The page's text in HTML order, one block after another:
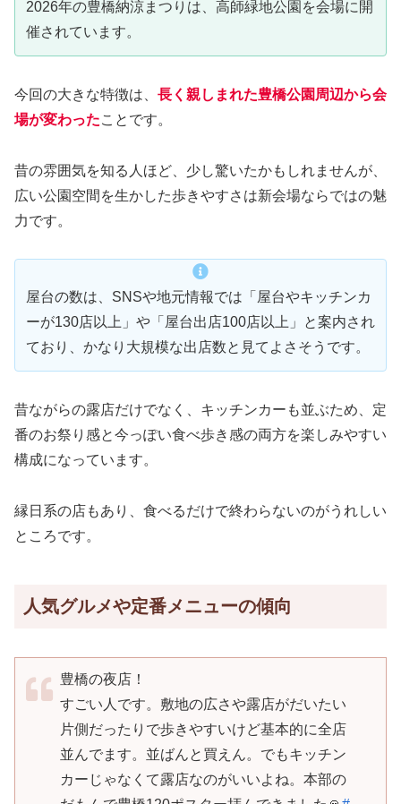
2026年の豊橋納涼まつりは、高師緑地公園を会場に開
催されています。
今回の大きな特徴は、 長く親しまれた豊橋公園周辺から会
場が変わったことです。
昔の雰囲気を知る人ほど、少し驚いたかもしれませんが、
広い公園空間を生かした歩きやすさは新会場ならではの魅
力です。
屋台の数は、SNSや地元情報では「屋台やキッチンカ
ーが130店以上」や「屋台出店100店以上」と案内され
ており、かなり大規模な出店数と見てよさそうです。
昔ながらの露店だけでなく、キッチンカーも並ぶため、定
番のお祭り感と今っぽい食べ歩き感の両方を楽しみやすい
構成になっています。
縁日系の店もあり、食べるだけで終わらないのがうれしい
ところです。
人気グルメや定番メニューの傾向
豊橋の夜店！
すごい人です。敷地の広さや露店がだいたい
片側だったりで歩きやすいけど基本的に全店
並んでます。並ばんと買えん。でもキッチン
カーじゃなくて露店なのがいいよね。本部の